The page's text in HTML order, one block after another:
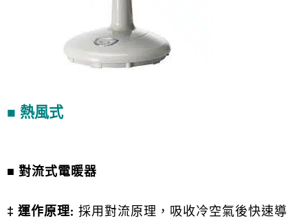
■ 熱風式
■ 對流式電暖器
‡ 運作原理: 採用對流原理，吸收冷空氣後快速導